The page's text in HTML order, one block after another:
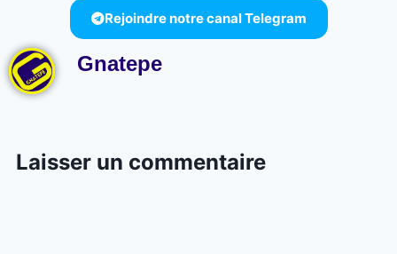
Rejoindre notre canal Telegram
Gnatepe
Laisser un commentaire